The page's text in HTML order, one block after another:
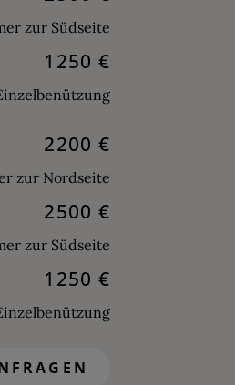
zur Südseite
1250 €
2200 €
zur Nordseite
2500 €
zur Südseite
1250 €